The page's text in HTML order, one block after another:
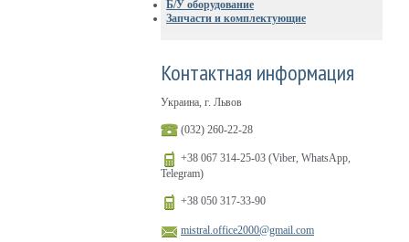
Б/У оборудование
Запчасти и комплектующие
Контактная информация
Украина, г. Львов
(032) 260-22-28
+38 067 314-25-03 (Viber, WhatsApp,
Telegram)
+38 050 317-33-90
mistral.office2000@gmail.com